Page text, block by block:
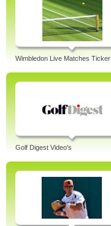
Wimbledon Live Matches Ticker
Golf Digest Video's